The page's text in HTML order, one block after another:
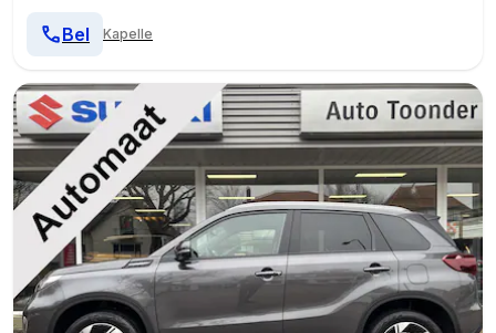
Kapelle
Bel